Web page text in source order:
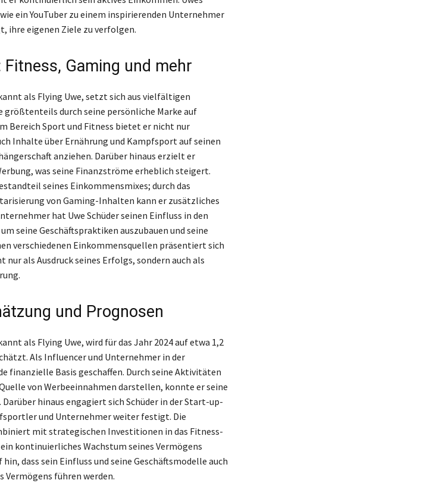
ein YouTuber zu einem inspirierenden Unternehmer
ihre eigenen Ziele zu verfolgen.
Gaming und mehr
als Flying Uwe, setzt sich aus vielfältigen
größtenteils durch seine persönliche Marke auf
Bereich Sport und Fitness bietet er nicht nur
Inhalte über Ernährung und Kampfsport auf seinen
anziehen. Darüber hinaus erzielt er
was seine Finanzströme erheblich steigert.
seines Einkommensmixes; durch das
von Gaming-Inhalten kann er zusätzliches
hat Uwe Schüder seinen Einfluss in den
seine Geschäftspraktiken auszubauen und seine
verschiedenen Einkommensquellen präsentiert sich
nur als Ausdruck seines Erfolgs, sondern auch als
und Prognosen
als Flying Uwe, wird für das Jahr 2024 auf etwa 1,2
Als Influencer und Unternehmer in der
finanzielle Basis geschaffen. Durch seine Aktivitäten
von Werbeeinnahmen darstellen, konnte er seine
hinaus engagiert sich Schüder in der Start-up-
und Unternehmer weiter festigt. Die
mit strategischen Investitionen in das Fitness-
kontinuierliches Wachstum seines Vermögens
dass sein Einfluss und seine Geschäftsmodelle auch
Vermögens führen werden.